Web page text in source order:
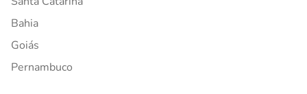
Bahia
Goiás
Pernambuco